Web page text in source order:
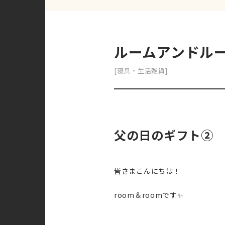
ルームアンドル
[寝具・生活雑貨]
父の日のギフト②
皆さまこんにちは！
room＆roomです✨